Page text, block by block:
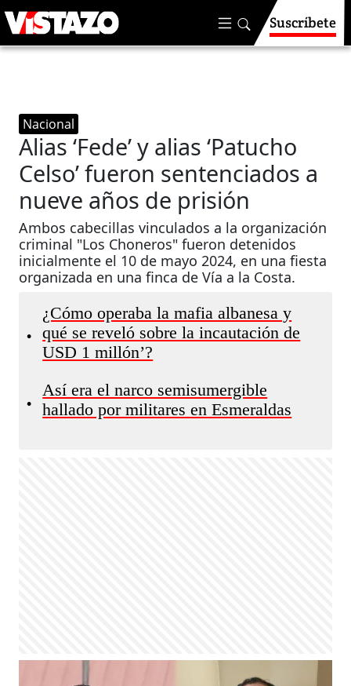
Suscríbete
Nacional
Alias ‘Fede’ y alias ‘Patucho
Celso’ fueron sentenciados a
nueve años de prisión
Ambos cabecillas vinculados a la organización
criminal "Los Choneros" fueron detenidos
inicialmente el 10 de mayo 2024, en una fiesta
organizada en una finca de Vía a la Costa.
•
¿Cómo operaba la mafia albanesa y
qué se reveló sobre la incautación de
USD 1 millón’?
•
Así era el narco semisumergible
hallado por militares en Esmeraldas